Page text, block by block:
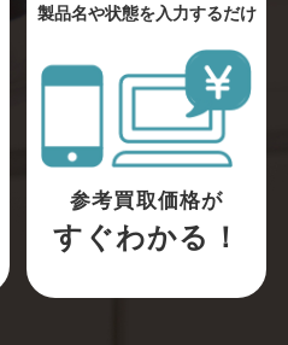
製品名や状態を入力するだけ
参考買取価格が
すぐわかる！